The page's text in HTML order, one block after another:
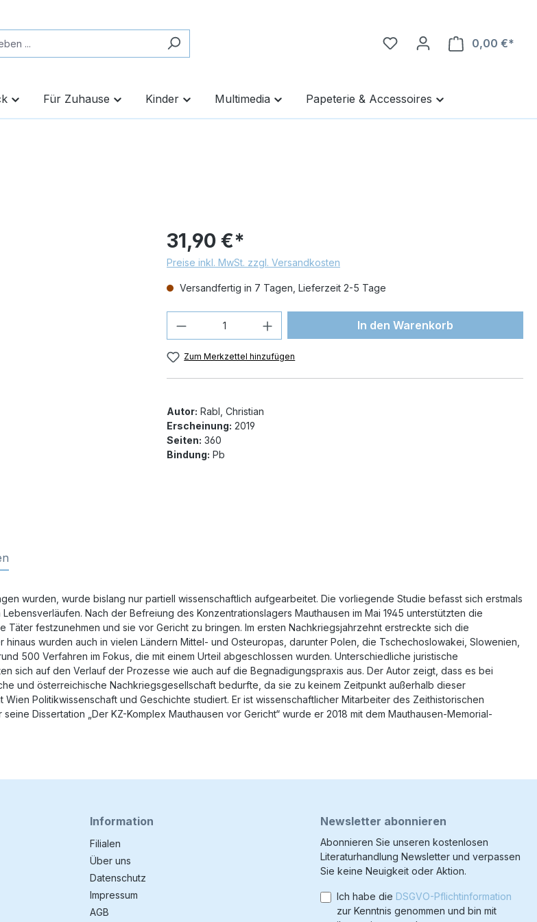
0,00 €*
Für Zuhause Kinder Multimedia Papeterie & Accessoires
31,90 €*
Preise inkl. MwSt. zzgl. Versandkosten
Versandfertig in 7 Tagen, Lieferzeit 2-5 Tage
Produkt Anzahl: Gib den gewünschten Wert
In den Warenkorb
Zum Merkzettel hinzufügen
Autor: Rabl, Christian
Erscheinung: 2019
Seiten: 360
Bindung: Pb
wurden, wurde bislang nur partiell wissenschaftlich aufgearbeitet. Die vorliegende Studie befasst sich erstmals
Nach der Befreiung des Konzentrationslagers Mauthausen im Mai 1945 unterstützten die
festzunehmen und sie vor Gericht zu bringen. Im ersten Nachkriegsjahrzehnt erstreckte sich die
wurden auch in vielen Ländern Mittel- und Osteuropas, darunter Polen, die Tschechoslowakei, Slowenien,
500 Verfahren im Fokus, die mit einem Urteil abgeschlossen wurden. Unterschiedliche juristische
sich auf den Verlauf der Prozesse wie auch auf die Begnadigungspraxis aus. Der Autor zeigt, dass es bei
und österreichische Nachkriegsgesellschaft bedurfte, da sie zu keinem Zeitpunkt außerhalb dieser
Politikwissenschaft und Geschichte studiert. Er ist wissenschaftlicher Mitarbeiter des Zeithistorischen
Dissertation „Der KZ-Komplex Mauthausen vor Gericht“ wurde er 2018 mit dem Mauthausen-Memorial-
Information
Filialen
Über uns
Datenschutz
Impressum
AGB
Newsletter abonnieren
Abonnieren Sie unseren kostenlosen
Literaturhandlung Newsletter und verpassen
Sie keine Neuigkeit oder Aktion.
Ich habe die DSGVO-Pflichtinformation
zur Kenntnis genommen und bin mit